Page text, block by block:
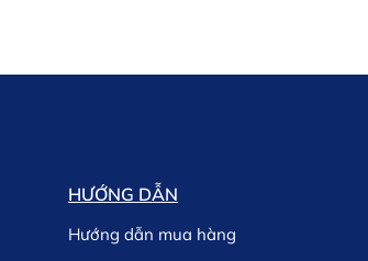
HƯỚNG DẪN
Hướng dẫn mua hàng